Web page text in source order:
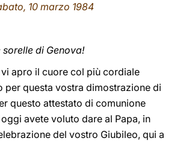
10 marzo 1984
di Genova!
vi apro il cuore col più cordiale
per questa vostra dimostrazione di
questo attestato di comunione
avete voluto dare al Papa, in
del vostro Giubileo, qui a